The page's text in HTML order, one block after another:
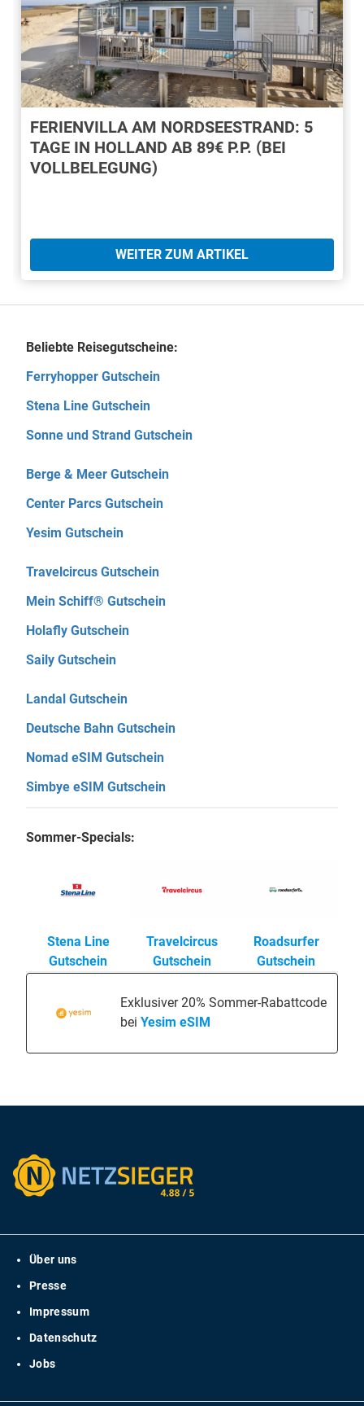
FERIENVILLA AM NORDSEESTRAND: 5
TAGE IN HOLLAND AB 89€ P.P. (BEI
VOLLBELEGUNG)
WEITER ZUM ARTIKEL
Beliebte Reisegutscheine:
Ferryhopper Gutschein
Stena Line Gutschein
Sonne und Strand Gutschein
Berge & Meer Gutschein
Center Parcs Gutschein
Yesim Gutschein
Travelcircus Gutschein
Mein Schiff® Gutschein
Holafly Gutschein
Saily Gutschein
Landal Gutschein
Deutsche Bahn Gutschein
Nomad eSIM Gutschein
Simbye eSIM Gutschein
Sommer-Specials:
Stena Line
Gutschein
Travelcircus
Gutschein
Roadsurfer
Gutschein
Exklusiver 20% Sommer-Rabattcode
bei Yesim eSIM
Über uns
Presse
Impressum
Datenschutz
Jobs